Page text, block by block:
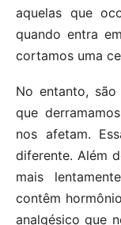
aquelas que
quando entra
cortamos uma
No entanto, são
que
nos afetam.
diferente. Além
mais
contêm
analgésico que